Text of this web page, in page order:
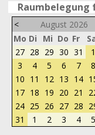
Raumbelegung
< August 2026
Mo Di Mi Do Fr
27 28 29 30 31 1
3
4 5 6 7 8
10 11 12 13 14
17 18 19 20 21
24 25 26 27 28
31
1 2 3 4 5
0 00
1 00
2
3 00